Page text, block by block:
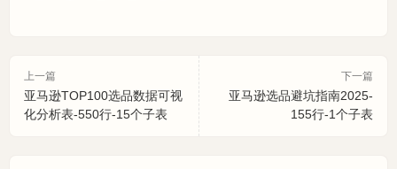
上一篇
亚马逊TOP100选品数据可视
化分析表-550行-15个子表
下一篇
亚马逊选品避坑指南2025-
155行-1个子表